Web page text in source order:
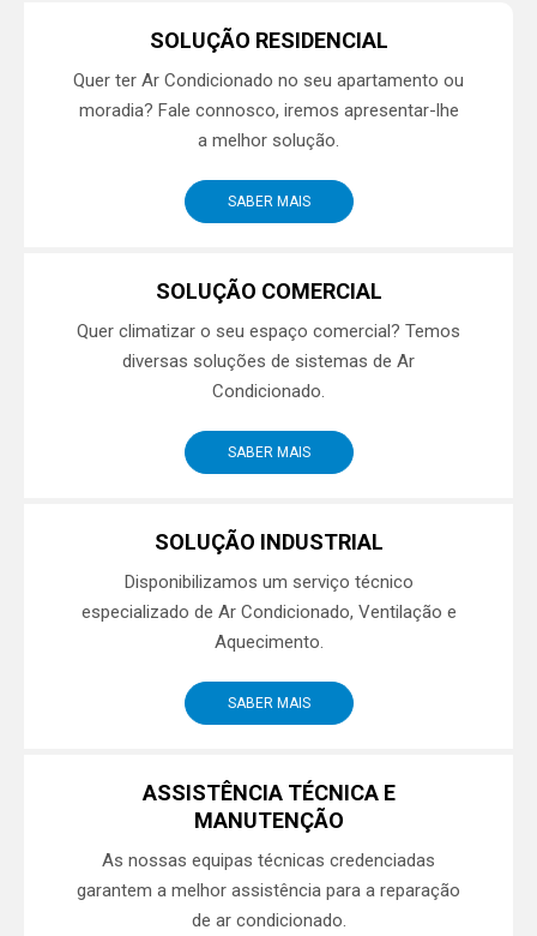
SOLUÇÃO RESIDENCIAL
Quer ter Ar Condicionado no seu apartamento ou
moradia? Fale connosco, iremos apresentar-lhe
a melhor solução.
SABER MAIS
SOLUÇÃO COMERCIAL
Quer climatizar o seu espaço comercial? Temos
diversas soluções de sistemas de Ar
Condicionado.
SABER MAIS
SOLUÇÃO INDUSTRIAL
Disponibilizamos um serviço técnico
especializado de Ar Condicionado, Ventilação e
Aquecimento.
SABER MAIS
ASSISTÊNCIA TÉCNICA E
MANUTENÇÃO
As nossas equipas técnicas credenciadas
garantem a melhor assistência para a reparação
de ar condicionado.